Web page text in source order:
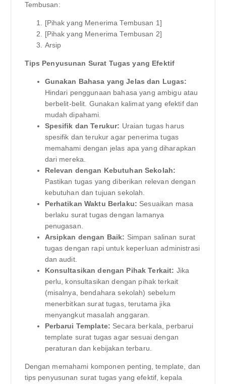
Tembusan:
[Pihak yang Menerima Tembusan 1]
[Pihak yang Menerima Tembusan 2]
Arsip
Tips Penyusunan Surat Tugas yang Efektif
Gunakan Bahasa yang Jelas dan Lugas:
Hindari penggunaan bahasa yang ambigu atau
berbelit-belit. Gunakan kalimat yang efektif dan
mudah dipahami.
Spesifik dan Terukur: Uraian tugas harus
spesifik dan terukur agar penerima tugas
memahami dengan jelas apa yang diharapkan
dari mereka.
Relevan dengan Kebutuhan Sekolah:
Pastikan tugas yang diberikan relevan dengan
kebutuhan dan tujuan sekolah.
Perhatikan Waktu Berlaku: Sesuaikan masa
berlaku surat tugas dengan lamanya
penugasan.
Arsipkan dengan Baik: Simpan salinan surat
tugas dengan rapi untuk keperluan administrasi
dan audit.
Konsultasikan dengan Pihak Terkait: Jika
perlu, konsultasikan dengan pihak terkait
(misalnya, bendahara sekolah) sebelum
menerbitkan surat tugas, terutama jika
menyangkut masalah anggaran.
Perbarui Template: Secara berkala, perbarui
template surat tugas agar sesuai dengan
peraturan dan kebijakan terbaru.
Dengan memahami komponen penting, template, dan
tips penyusunan surat tugas yang efektif, kepala